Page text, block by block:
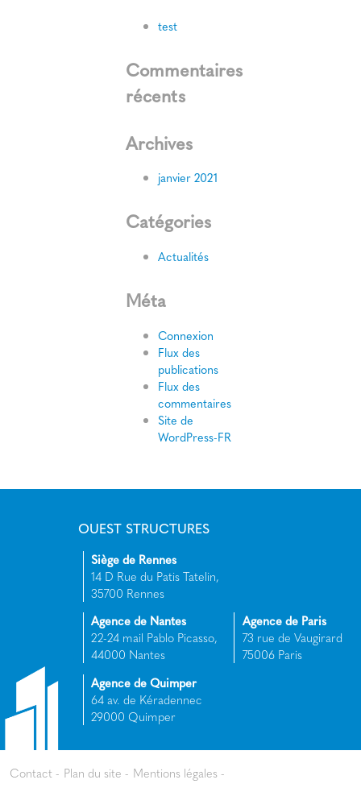
test
Commentaires
récents
Archives
janvier 2021
Catégories
Actualités
Méta
Connexion
Flux des
publications
Flux des
commentaires
Site de
WordPress-FR
OUEST STRUCTURES
Siège de Rennes
14 D Rue du Patis Tatelin,
35700 Rennes
Agence de Nantes
22-24 mail Pablo Picasso,
44000 Nantes
Agence de Paris
73 rue de Vaugirard
75006 Paris
Agence de Quimper
64 av. de Kéradennec
29000 Quimper
Contact Plan du site Mentions légales